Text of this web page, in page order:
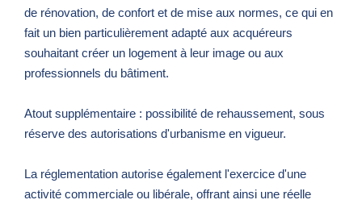
de rénovation, de confort et de mise aux normes, ce qui en
fait un bien particulièrement adapté aux acquéreurs
souhaitant créer un logement à leur image ou aux
professionnels du bâtiment.
Atout supplémentaire : possibilité de rehaussement, sous
réserve des autorisations d'urbanisme en vigueur.
La réglementation autorise également l'exercice d'une
activité commerciale ou libérale, offrant ainsi une réelle